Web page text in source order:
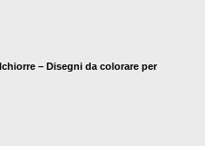
– Disegni da colorare per